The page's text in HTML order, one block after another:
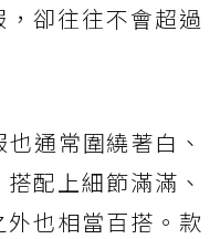
卻往往不會超過
通常圍繞著白、
配上細節滿滿、
也相當百搭。款